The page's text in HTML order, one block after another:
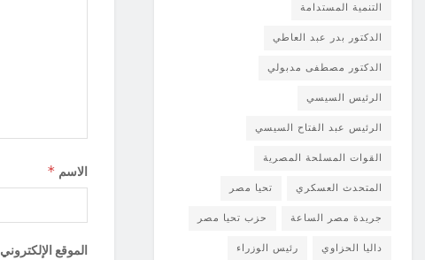
الاسم *
الموقع الإلكتروني
التنمية المستدامة
الدكتور بدر عبد العاطي
الدكتور مصطفى مدبولي
الرئيس السيسي
الرئيس عبد الفتاح السيسي
القوات المسلحة المصرية
المتحدث العسكري تحيا مصر
جريدة مصر الساعة حزب تحيا مصر
داليا الحزاوي رئيس الوزراء